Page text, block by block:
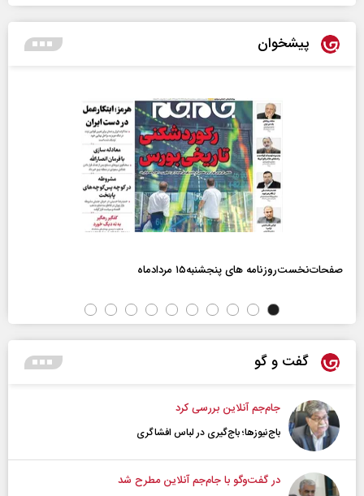
پیشخوان
صفحات‌نخست‌روزنامه ها‌ی پنجشنبه‌۱۵ مردادماه
گفت و گو
جام‌جم آنلاین بررسی کرد
باج‌نیوزها؛ باج‌گیری در لباس افشاگری
در گفت‌و‌گو با جام‌جم آنلاین مطرح شد